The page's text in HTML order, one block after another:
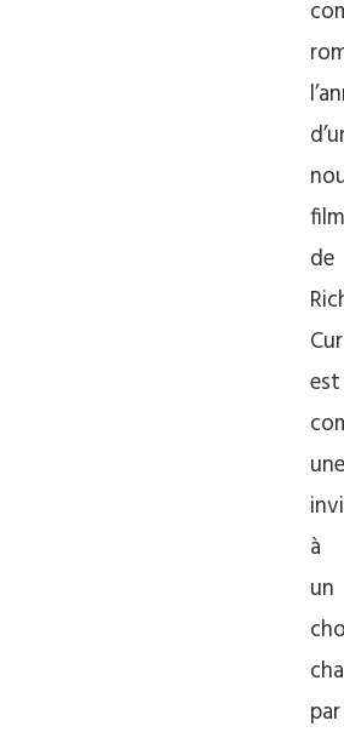
film
de
est
une
à
un
par